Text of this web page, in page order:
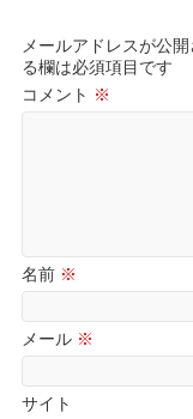
メールアドレスが公
る欄は必須項目です
コメント ※
名前 ※
メール ※
サイト